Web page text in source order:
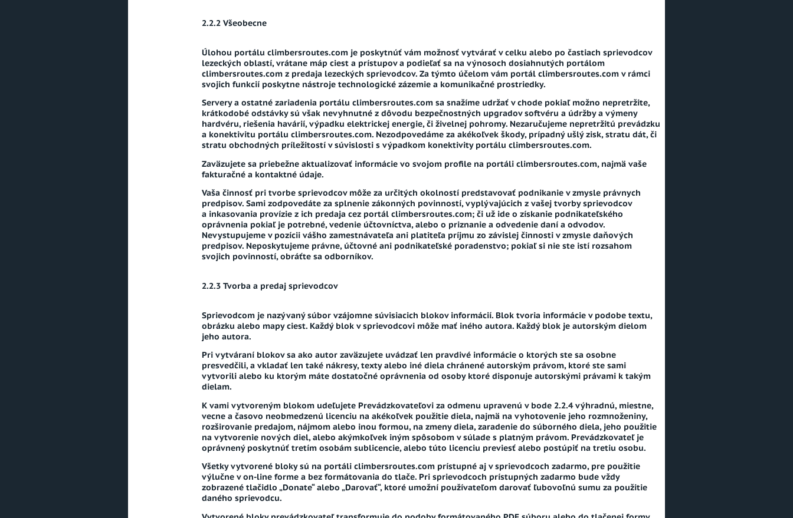
Všeobecne
Úlohou portálu climbersroutes.com je poskytnúť vám možnosť vytvárať v celku alebo po častiach sprievodcov
lezeckých oblastí, vrátane máp ciest a prístupov a podieľať sa na výnosoch dosiahnutých portálom
climbersroutes.com z predaja lezeckých sprievodcov. Za týmto účelom vám portál climbersroutes.com v rámci
svojich funkcií poskytne nástroje technologické zázemie a komunikačné prostriedky.
Servery a ostatné zariadenia portálu climbersroutes.com sa snažíme udržať v chode pokiaľ možno nepretržite,
krátkodobé odstávky sú však nevyhnutné z dôvodu bezpečnostných upgradov softvéru a údržby a výmeny
hardvéru, riešenia havárií, výpadku elektrickej energie, či živelnej pohromy. Nezaručujeme nepretržitú prevádzku
a konektivitu portálu climbersroutes.com. Nezodpovedáme za akékoľvek škody, prípadný ušlý zisk, stratu dát, či
stratu obchodných príležitostí v súvislosti s výpadkom konektivity portálu climbersroutes.com.
Zaväzujete sa priebežne aktualizovať informácie vo svojom profile na portáli climbersroutes.com, najmä vaše
fakturačné a kontaktné údaje.
Vaša činnosť pri tvorbe sprievodcov môže za určitých okolností predstavovať podnikanie v zmysle právnych
predpisov. Sami zodpovedáte za splnenie zákonných povinností, vyplývajúcich z vašej tvorby sprievodcov
a inkasovania provízie z ich predaja cez portál climbersroutes.com; či už ide o získanie podnikateľského
oprávnenia pokiaľ je potrebné, vedenie účtovníctva, alebo o priznanie a odvedenie daní a odvodov.
Nevystupujeme v pozícii vášho zamestnávateľa ani platiteľa príjmu zo závislej činnosti v zmysle daňových
predpisov. Neposkytujeme právne, účtovné ani podnikateľské poradenstvo; pokiaľ si nie ste istí rozsahom
svojich povinností, obráťte sa odborníkov.
Tvorba a predaj sprievodcov
Sprievodcom je nazývaný súbor vzájomne súvisiacich blokov informácií. Blok tvoria informácie v podobe textu,
obrázku alebo mapy ciest. Každý blok v sprievodcovi môže mať iného autora. Každý blok je autorským dielom
jeho autora.
Pri vytváraní blokov sa ako autor zaväzujete uvádzať len pravdivé informácie o ktorých ste sa osobne
presvedčili, a vkladať len také nákresy, texty alebo iné diela chránené autorským právom, ktoré ste sami
vytvorili alebo ku ktorým máte dostatočné oprávnenia od osoby ktoré disponuje autorskými právami k takým
dielam.
K vami vytvoreným blokom udeľujete Prevádzkovateľovi za odmenu upravenú v bode 2.2.4 výhradnú, miestne,
vecne a časovo neobmedzenú licenciu na akékoľvek použitie diela, najmä na vyhotovenie jeho rozmnoženiny,
rozširovanie predajom, nájmom alebo inou formou, na zmeny diela, zaradenie do súborného diela, jeho použitie
na vytvorenie nových diel, alebo akýmkoľvek iným spôsobom v súlade s platným právom. Prevádzkovateľ je
oprávnený poskytnúť tretím osobám sublicencie, alebo túto licenciu previesť alebo postúpiť na tretiu osobu.
Všetky vytvorené bloky sú na portáli climbersroutes.com prístupné aj v sprievodcoch zadarmo, pre použitie
výlučne v on-line forme a bez formátovania do tlače. Pri sprievodcoch prístupných zadarmo bude vždy
zobrazené tlačidlo „Donate“ alebo „Darovať“, ktoré umožní používateľom darovať ľubovoľnú sumu za použitie
daného sprievodcu.